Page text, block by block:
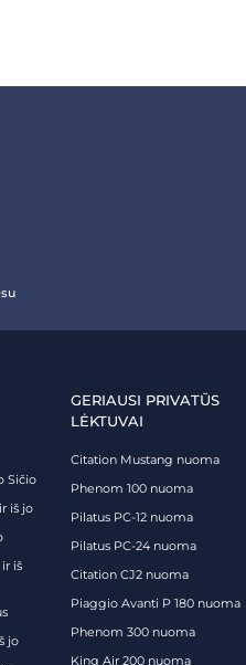
Sičio
iš jo
iš
jo
GERIAUSI PRIVATŪS
LĖKTUVAI
Citation Mustang nuoma
Phenom 100 nuoma
Pilatus PC-12 nuoma
Pilatus PC-24 nuoma
Citation CJ2 nuoma
Piaggio Avanti P 180 nuoma
Phenom 300 nuoma
King Air 200 nuoma